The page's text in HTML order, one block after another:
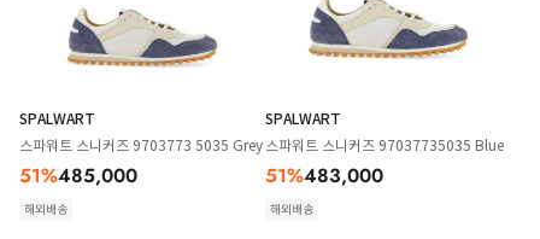
SPALWART
스파워트 스니커즈 9703773 5035 Grey
51%485,000
해외배송
SPALWART
스파워트 스니커즈 97037735035 Blue
51%483,000
해외배송